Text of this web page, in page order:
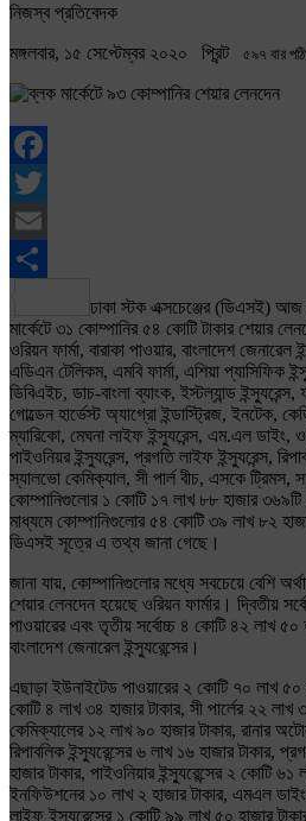
নিজস্ব প্রতিবেদক
মঙ্গলবার, ১৫ সেপ্টেম্বর ২০২০ প্রিন্ট ৫৯৭ বার
Facebook
Twitter
Email
Share
ঢাকা স্টক এক্সচেঞ্জের (ডিএসই) আজ
মার্কেটে ৩১ কোম্পানির ৫৪ কোটি টাকার শেয়ার
ওরিয়ন ফার্মা, বারাকা পাওয়ার, বাংলাদেশ জেনারেল
এডিএন টেলিকম, এমবি ফার্মা, এশিয়া প্যাসিফিক
ডিবিএইচ, ডাচ-বাংলা ব্যাংক, ইস্টল্যান্ড
গোল্ডেন হার্ভেস্ট অ্যাগ্রো ইন্ডাস্ট্রিজ, ইনটেক,
ম্যারিকো, মেঘনা লাইফ ইন্স্যুরেন্স, এম.এল ডাইং,
পাইওনিয়র ইন্স্যুরেন্স, প্রগতি লাইফ ইন্স্যুরেন্স,
স্যালভো কেমিক্যাল, সী পার্ল বীচ, এসকে ট্রিমস,
কোম্পানিগুলোর ১ কোটি ১৭ লাখ ৮৮ হাজার
মাধ্যমে কোম্পানিগুলোর ৫৪ কোটি ৩৯ লাখ ৮২
ডিএসই সূত্রে এ তথ্য জানা গেছে।
জানা যায়, কোম্পানিগুলোর মধ্যে সবচেয়ে বেশি
শেয়ার লেনদেন হয়েছে ওরিয়ন ফার্মার। দ্বিতীয়
পাওয়ারের এবং তৃতীয় সর্বোচ্চ ৪ কোটি ৪২ লাখ ৫০
বাংলাদেশ জেনারেল ইন্স্যুরেন্সের।
এছাড়া ইউনাইটেড পাওয়ারের ২ কোটি ৭০ লাখ ৫০
কোটি ৪ লাখ ৩৪ হাজার টাকার, সী পার্লের ২২ লাখ
কেমিক্যালের ১২ লাখ ৯০ হাজার টাকার, রানার
রিপাবলিক ইন্স্যুরেন্সের ৬ লাখ ১৬ হাজার টাকার,
হাজার টাকার, পাইওনিয়ার ইন্স্যুরেন্সের ২ কোটি ৬১
ইনফিউশনের ১০ লাখ ২ হাজার টাকার, এমএল
লাইফ ইন্স্যুরেন্সের ১ কোটি ৯৯ লাখ ৫০ হাজার